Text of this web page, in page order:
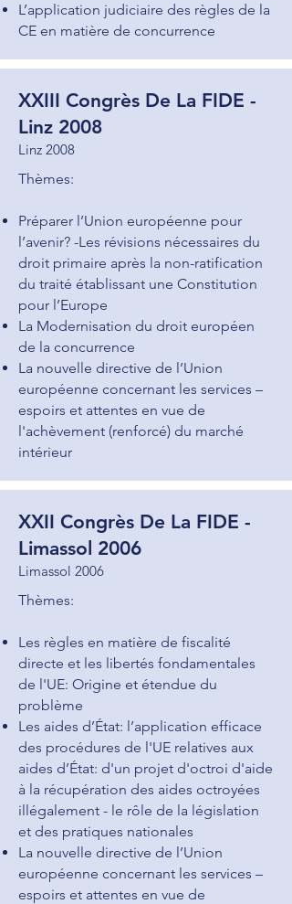
L’application judiciaire des règles de la
CE en matière de concurrence
XXIII Congrès De La FIDE -
Linz 2008
Linz 2008
Thèmes:
Préparer l’Union européenne pour
l’avenir? -Les révisions nécessaires du
droit primaire après la non-ratification
du traité établissant une Constitution
pour l’Europe
La Modernisation du droit européen
de la concurrence
La nouvelle directive de l’Union
européenne concernant les services –
espoirs et attentes en vue de
l'achèvement (renforcé) du marché
intérieur
XXII Congrès De La FIDE -
Limassol 2006
Limassol 2006
Thèmes:
Les règles en matière de fiscalité
directe et les libertés fondamentales
de l'UE: Origine et étendue du
problème
Les aides d’État: l’application efficace
des procédures de l'UE relatives aux
aides d’État: d'un projet d'octroi d'aide
à la récupération des aides octroyées
illégalement - le rôle de la législation
et des pratiques nationales
La nouvelle directive de l’Union
européenne concernant les services –
espoirs et attentes en vue de